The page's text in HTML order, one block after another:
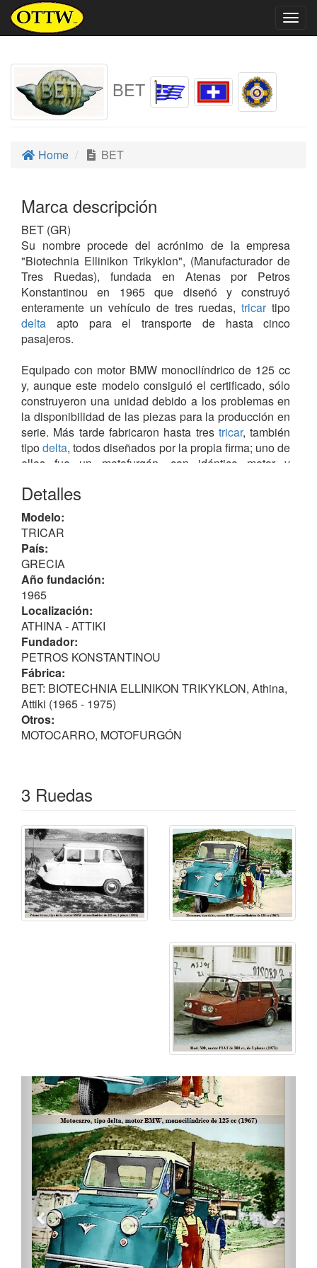
BET
Home BET
Marca descripción
BET (GR)
Su nombre procede del acrónimo de la empresa
"Biotechnia Ellinikon Trikyklon", (Manufacturador de
Tres Ruedas), fundada en Atenas por Petros
Konstantinou en 1965 que diseñó y construyó
enteramente un vehículo de tres ruedas,tricartipo
delta apto para el transporte de hasta cinco
pasajeros.
Equipado con motor BMW monocilíndrico de 125 cc
y, aunque este modelo consiguió el certificado, sólo
construyeron una unidad debido a los problemas en
la disponibilidad de las piezas para la producción en
serie. Más tarde fabricaron hasta tres tricar, también
tipodelta, todos diseñados por la propia firma; uno de
ellos fue un motofurgón, con idéntico motor y
Finalmente fue diseñado otro tricar, lanzado al
mercado en 1973, conocido como modelo 500, con
motorFIAT
metálicos para cinco pasajeros; fue un diseño algo
sofisticado para su tiempo, tras conseguir los
permisos fueron fabricados en serie 15 de estos
vehículos; en 2007 sobrevivian en excelentes
condiciones.
Nota
Esta firma llegó a tener negociaciones con una
compañía sudafricana para exportarlos e incluso
montar una planta en el cono sur del continente
africano, pero nunca llego a cuajar este propósito. La
producción cesó en 1975.
Detalles
Modelo:
TRICAR
País:
GRECIA
Año fundación:
1965
Localización:
ATHINA - ATTIKI
Fundador:
PETROS KONSTANTINOU
Fábrica:
BET: BIOTECHNIA ELLINIKON TRIKYKLON, Athina,
Attiki (1965 - 1975)
Otros:
MOTOCARRO, MOTOFURGÓN
3 Ruedas